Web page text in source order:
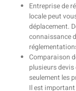
Entreprise de
locale peut
déplacement.
connaissance
Comparaison
plusieurs
seulement les
Il est important